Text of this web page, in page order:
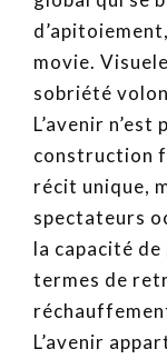
movie.
sobriété
L’avenir
construction
récit unique,
spectateurs
la capacité de
termes de
L’avenir